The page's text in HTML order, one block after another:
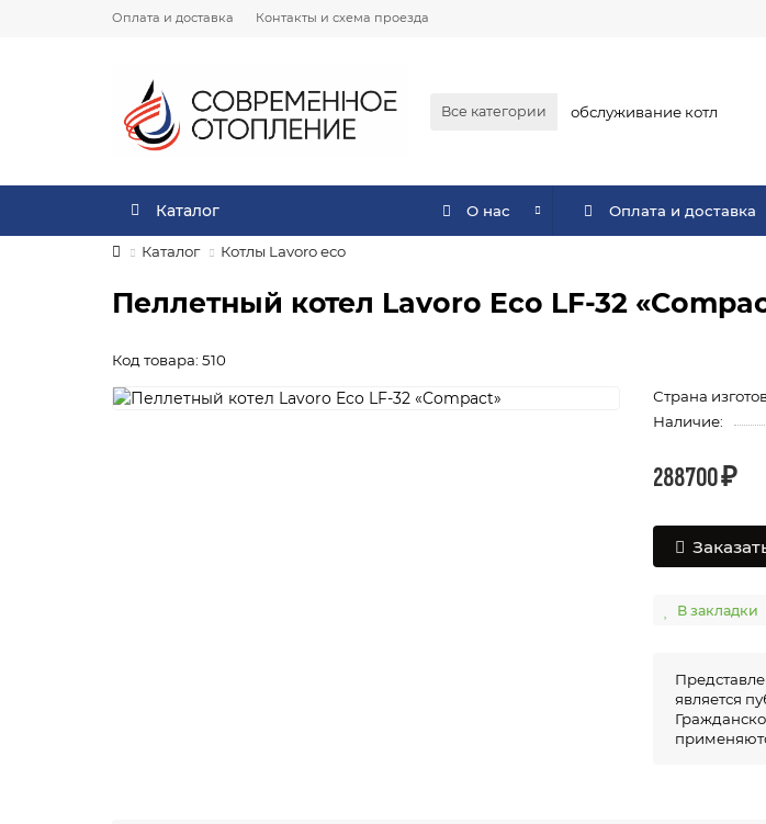
Оплата и доставка Контакты и схема проезда
Все категории
Каталог О нас Оплата и доставка
Каталог Котлы Lavoro eco
Пеллетный котел Lavoro Eco LF-32
Код товара: 510
Страна
Наличие:
288700 ₽
В закладки
является